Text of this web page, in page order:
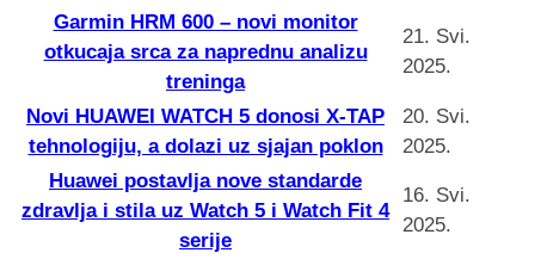
Garmin HRM 600 – novi monitor
otkucaja srca za naprednu analizu
treninga
21. Svi.
2025.
Novi HUAWEI WATCH 5 donosi X-TAP
tehnologiju, a dolazi uz sjajan poklon
20. Svi.
2025.
Huawei postavlja nove standarde
zdravlja i stila uz Watch 5 i Watch Fit 4
serije
16. Svi.
2025.